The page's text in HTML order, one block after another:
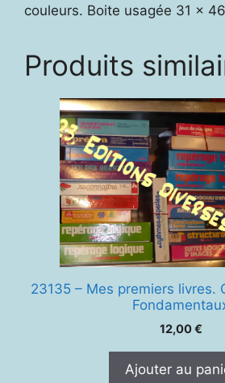
couleurs. Boite usagée 31 x
Produits
23135 – Mes premiers livres.
12,00€
Ajouter au